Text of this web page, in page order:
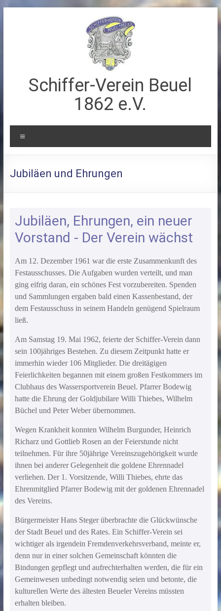
Schiffer-Verein Beuel
1862 e.V.
Jubiläen und Ehrungen
Jubiläen, Ehrungen, ein neuer
Vorstand - Der Verein wächst
Am 12. Dezember 1961 war die erste Zusammenkunft des
Festausschusses. Die Aufgaben wurden verteilt, und man
ging eifrig daran, ein schönes Fest vorzubereiten. Spenden
und Sammlungen ergaben bald einen Kassenbestand, der
dem Festausschuss in seinem Handeln genügend Spielraum
ließ.
Am Samstag 19. Mai 1962, feierte der Schiffer-Verein dann
sein 100jähriges Bestehen. Zu diesem Zeitpunkt hatte er
immerhin wieder 106 Mitglieder. Die dreitägigen
Feierlichkeiten begannen mit einem großen Festkommers im
Clubhaus des Wassersportverein Beuel. Pfarrer Bodewig
hatte die Ehrung der Goldjubilare Willi Thiebes, Wilhelm
Büchel und Peter Weber übernommen.
Wegen Krankheit konnten Wilhelm Burgunder, Heinrich
Richarz und Gottlieb Rosen an der Feierstunde nicht
teilnehmen. Für ihre 50jährige Vereinszugehörigkeit wurde
ihnen bei anderer Gelegenheit die goldene Ehrennadel
verliehen. Der 1. Vorsitzende, Willi Thiebes, ehrte das
Ehrenmitglied Pfarrer Bodewig mit der goldenen Ehrennadel
des Vereins.
Bürgermeister Hans Steger überbrachte die Glückwünsche
der Stadt Beuel und des Rates. Ein Schiffer-Verein sei
wichtiger als irgendein Fremdenverkehrsverband, meinte er,
denn nur in einer solchen Gemeinschaft könnten die
Bindungen gepflegt und aufrechterhalten werden, die für ein
Gemeinwesen unbedingt notwendig seien und betonte, die
kulturellen Werte des ältesten Beueler Vereins müssten
erhalten bleiben.